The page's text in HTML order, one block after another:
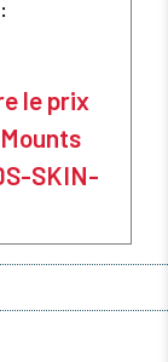
le prix
SKIN-